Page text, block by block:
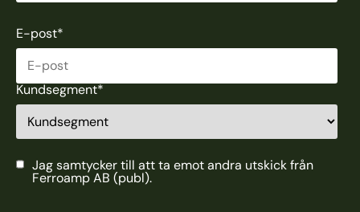
E-post*
Kundsegment*
Jag samtycker till att ta emot andra utskick från
Ferroamp AB (publ).